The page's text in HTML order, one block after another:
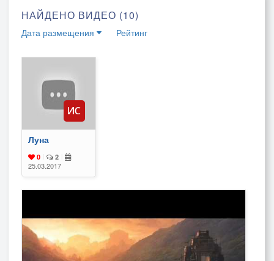
НАЙДЕНО ВИДЕО (10)
Дата размещения Рейтинг
Луна
0 2
25.03.2017